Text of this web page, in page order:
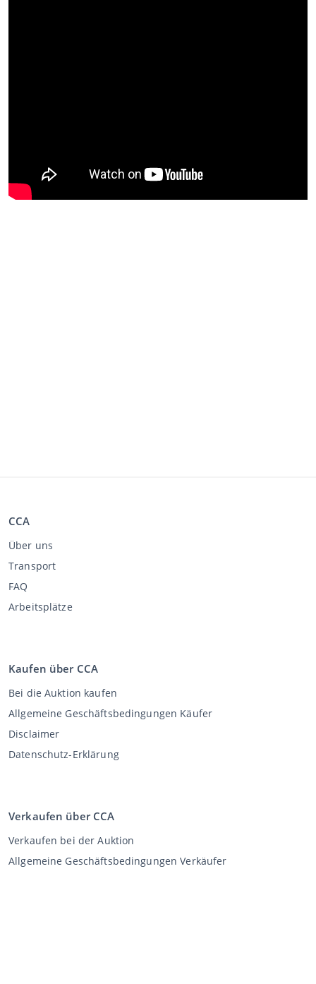
CCA
Über uns
Transport
FAQ
Arbeitsplätze
Kaufen über CCA
Bei die Auktion kaufen
Allgemeine Geschäftsbedingungen Käufer
Disclaimer
Datenschutz-Erklärung
Verkaufen über CCA
Verkaufen bei der Auktion
Allgemeine Geschäftsbedingungen Verkäufer